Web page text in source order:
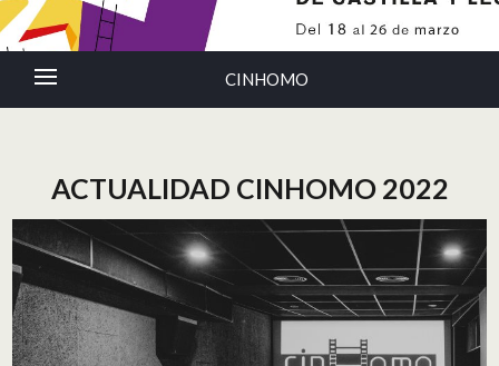
CINHOMO
ACTUALIDAD CINHOMO 2022